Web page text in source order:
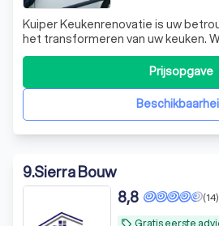
Kuiper Keukenrenovatie is uw
het transformeren van uw keuken.
basis van uw keuken vaak nog in
dat een volledige renovatie niet
eenvoudige ingrepen zoals het
keukendeurtjes of het aanbrengen
Prijsopgave
9.Sierra Bouw
local_offer Gratis eerste
(14)
8,8